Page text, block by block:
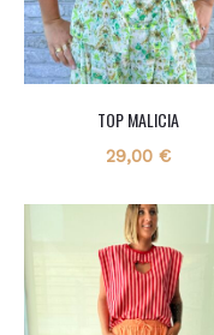
TOP MALICIA
29,00 €